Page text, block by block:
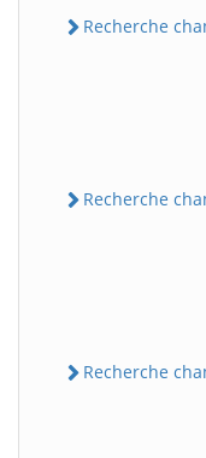
Recherche
Recherche
Recherche